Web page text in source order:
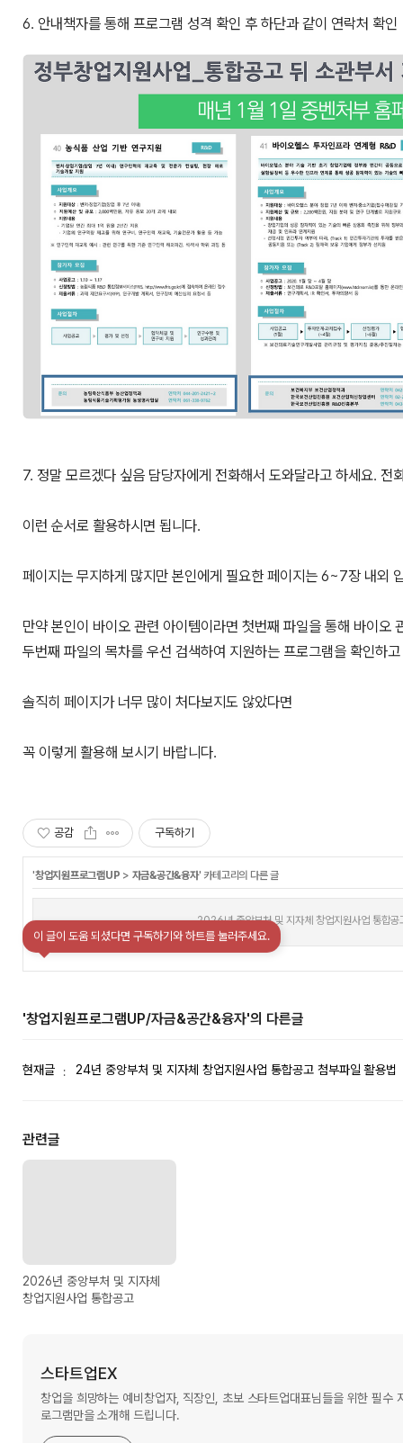
6. 안내책자를 통해 프로그램 성격 확인 후 하단과 같이 연락처 확인
7. 정말 모르겠다 싶음 담당자에게 전화해서 도와달라고 하세요. 전
이런 순서로 활용하시면 됩니다.
페이지는 무지하게 많지만 본인에게 필요한 페이지는 6~7장 내외
만약 본인이 바이오 관련 아이템이라면 첫번째 파일을 통해 바이오
두번째 파일의 목차를 우선 검색하여 지원하는 프로그램을 확인하
솔직히 페이지가 너무 많이 처다보지도 않았다면
꼭 이렇게 활용해 보시기 바랍니다.
공감 구독하기
'창업지원프로그램UP > 자금&공간&융자' 카테고리의 다른 글
2026년 중앙부처 및 지자체 창업지원사업 통합공
이 글이 도움 되셨다면 구독하기와 하트를 눌러주세요.
'창업지원프로그램UP/자금&공간&융자'의 다른글
현재글 24년 중앙부처 및 지자체 창업지원사업 통합공고 첨부파일 활용법
관련글
2026년 중앙부처 및 지자체
창업지원사업 통합공고
스타트업EX
창업을 희망하는 예비창업자, 직장인, 초보 스타트업대표님들을 위한 필수
로그램만을 소개해 드립니다.